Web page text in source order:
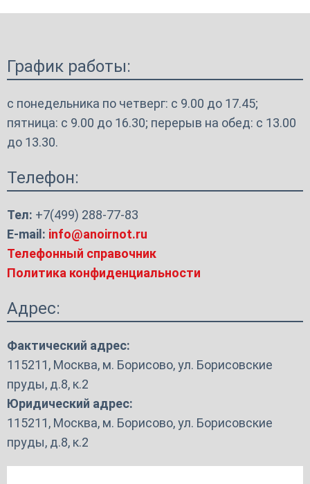
График работы:
с понедельника по четверг: с 9.00 до 17.45;
пятница: с 9.00 до 16.30; перерыв на обед: с 13.00
до 13.30.
Телефон:
Тел: +7(499) 288-77-83
E-mail: info@anoirnot.ru
Телефонный справочник
Политика конфиденциальности
Адрес:
Фактический адрес:
115211, Москва, м. Борисово, ул. Борисовские
пруды, д.8, к.2
Юридический адрес:
115211, Москва, м. Борисово, ул. Борисовские
пруды, д.8, к.2